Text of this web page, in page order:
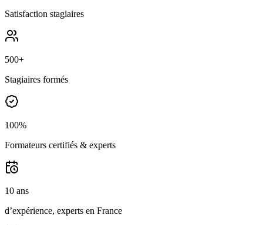
Satisfaction stagiaires
500+
Stagiaires formés
100%
Formateurs certifiés & experts
10 ans
d’expérience, experts en France